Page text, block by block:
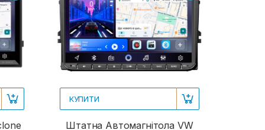
КУПИТИ
Штатна Автомагнітола VW